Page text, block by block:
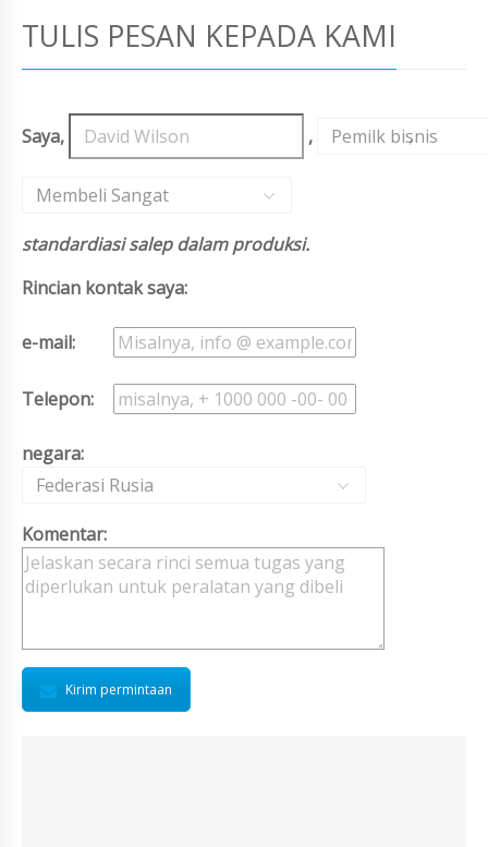
TULIS PESAN KEPADA KAMI
Saya, , Pemilk bisnis
,
Membeli Sangat
standardiasi salep dalam produksi.
Rincian kontak saya:
e-mail:
Telepon:
negara:
Federasi Rusia
Komentar:
Kirim permintaan